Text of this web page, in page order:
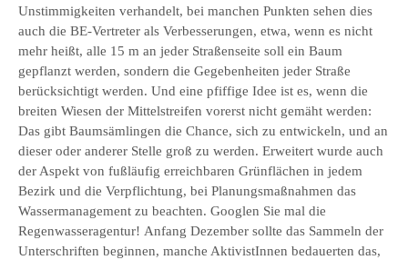
Unstimmigkeiten verhandelt, bei manchen Punkten sehen dies
auch die BE-Vertreter als Verbesserungen, etwa, wenn es nicht
mehr heißt, alle 15 m an jeder Straßenseite soll ein Baum
gepflanzt werden, sondern die Gegebenheiten jeder Straße
berücksichtigt werden. Und eine pfiffige Idee ist es, wenn die
breiten Wiesen der Mittelstreifen vorerst nicht gemäht werden:
Das gibt Baumsämlingen die Chance, sich zu entwickeln, und an
dieser oder anderer Stelle groß zu werden. Erweitert wurde auch
der Aspekt von fußläufig erreichbaren Grünflächen in jedem
Bezirk und die Verpflichtung, bei Planungsmaßnahmen das
Wassermanagement zu beachten. Googlen Sie mal die
Regenwasseragentur! Anfang Dezember sollte das Sammeln der
Unterschriften beginnen, manche AktivistInnen bedauerten das,